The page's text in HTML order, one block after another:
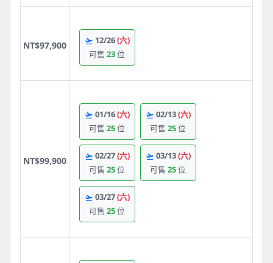
NT$97,900 12/26(六)
可售23位
NT$99,900
01/16(六)
可售25位
02/13(六)
可售25位
02/27(六)
可售25位
03/13(六)
可售25位
03/27(六)
可售25位